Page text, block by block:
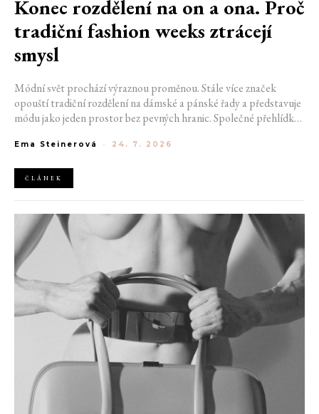
Konec rozdělení na on a ona. Proč
tradiční fashion weeks ztrácejí
smysl
Módní svět prochází výraznou proměnou. Stále více značek
opouští tradiční rozdělení na dámské a pánské řady a představuje
módu jako jeden prostor bez pevných hranic. Společné přehlídky,
klasické týdny módy mohou brzy vypadat úplně jinak.
Ema Steinerová - 24. 7. 2026
ČLÁNEK